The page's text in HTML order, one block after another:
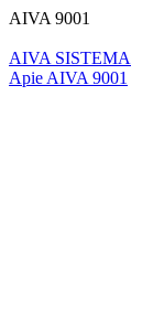
AIVA 9001
AIVA SISTEMA
Apie AIVA 9001